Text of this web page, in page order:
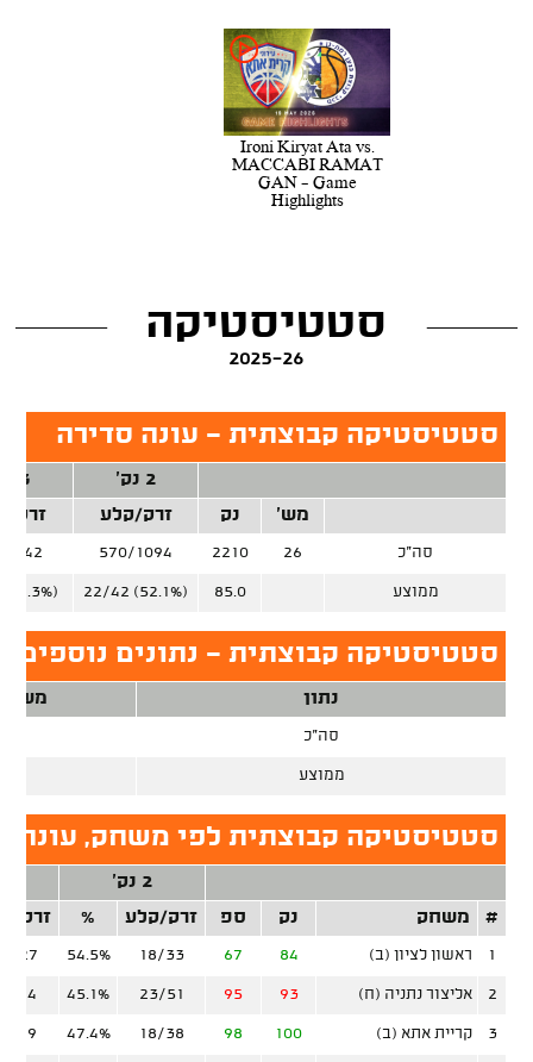
Ironi Kiryat Ata vs.
MACCABI RAMAT
GAN - Game
Highlights
סטטיסטיקה
2025-26
סטטיסטיקה קבוצתית - עונה סדירה
2 נק'
3 נק'
מש'
נק זרק/קלע זרק/
סה"כ 26
2210
570/1094
642
ממוצע 85.0
22/42 (52.1%)
סטטיסטיקה קבוצתית - נתונים נוספים,
נתון
סה"כ
ממוצע
סטטיסטיקה קבוצתית לפי משחק, עונה
2 נק'
#
משחק נק ספ זרק/קלע % זרק/
1 ראשון לציון (ב) 84
67
18/33
54.5%
27
2 אליצור נתניה (ח) 93
95
23/51
45.1%
44
3 קריית אתא (ב) 100
98
18/38
47.4%
19